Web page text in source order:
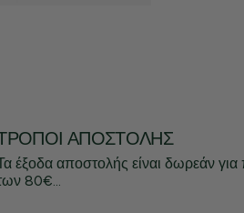
ΑΠΟΣΤΟΛΉΣ
έξοδα αποστολής είναι δωρεάν
80€...